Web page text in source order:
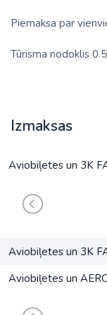
Piemaksa par
Tūrisma nodoklis
Izmaksas
Aviobiļetes un 3K
Aviobiļetes un 3K
Aviobiļetes un